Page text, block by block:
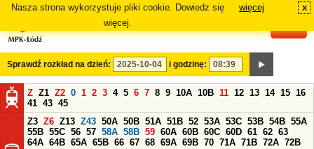
Nasza strona wykorzystuje pliki cookie. Dowiedz się
więcej.
więcej x
Sprawdź rozkład na dzień: i godzinę:
Z Z1 Z2 0 1 2 3 4 5 6 7 8 9 10A 10B 11 12 13 14 15 16
41 43 45
Z3 Z6 Z13 Z43 50A 50B 51A 51B 52 53A 53C 53B 54B 55A
55B 55C 56 57 58A 58B 59 60A 60B 60C 60D 61 62 63
64A 64B 65A 65B 66 67 68 69A 69B 70 71A 71B 72A 72B